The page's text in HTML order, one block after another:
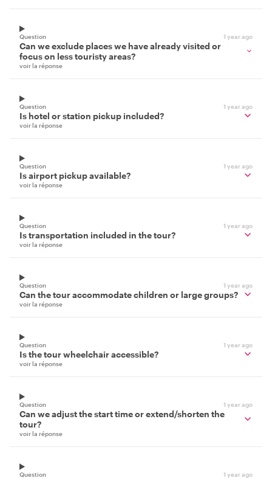
Question 1 year ago
Can we exclude places we have already visited or
focus on less touristy areas?
voir la réponse
Question 1 year ago
Is hotel or station pickup included?
voir la réponse
Question 1 year ago
Is airport pickup available?
voir la réponse
Question 1 year ago
Is transportation included in the tour?
voir la réponse
Question 1 year ago
Can the tour accommodate children or large groups?
voir la réponse
Question 1 year ago
Is the tour wheelchair accessible?
voir la réponse
Question 1 year ago
Can we adjust the start time or extend/shorten the
tour?
voir la réponse
Question 1 year ago